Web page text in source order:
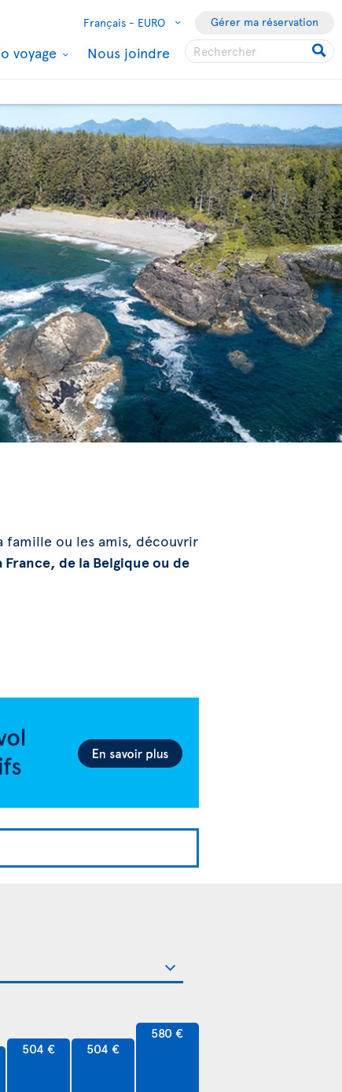
Français - EURO Gérer ma réservation
voyage Nous joindre
famille ou les amis, découvrir
France, de la Belgique ou de
504 € 504 €
580 €